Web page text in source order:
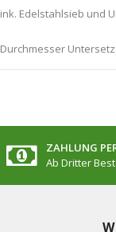
ink. Edelstahlsieb und
Durchmesser
ZAHLUNG
Ab Dritter